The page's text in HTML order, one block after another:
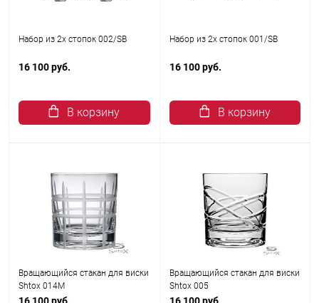
Набор из 2х стопок 002/SB
16 100 руб.
В корзину
Набор из 2х стопок 001/SB
16 100 руб.
В корзину
Вращающийся стакан для виски
Shtox 014M
Вращающийся стакан для виски
Shtox 005